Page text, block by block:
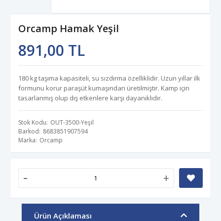
Orcamp Hamak Yeşil
891,00 TL
180 kg taşıma kapasiteli, su sızdırma özelliklidir. Uzun yıllar ilk
formunu korur paraşüt kumaşından üretilmiştir. Kamp için
tasarlanmış olup dış etkenlere karşı dayanıklıdır.
Stok Kodu OUT-3500-Yeşil
Barkod 8683851907594
Marka Orcamp
- +
Ürün Açıklaması